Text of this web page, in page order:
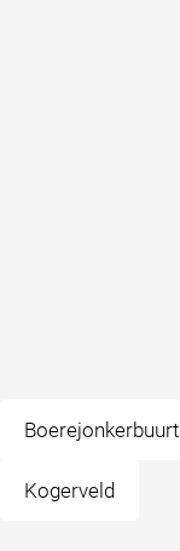
Boerejonkerbuurt
Kogerveld